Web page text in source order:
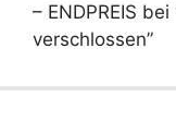
– ENDPREIS
verschlossen”